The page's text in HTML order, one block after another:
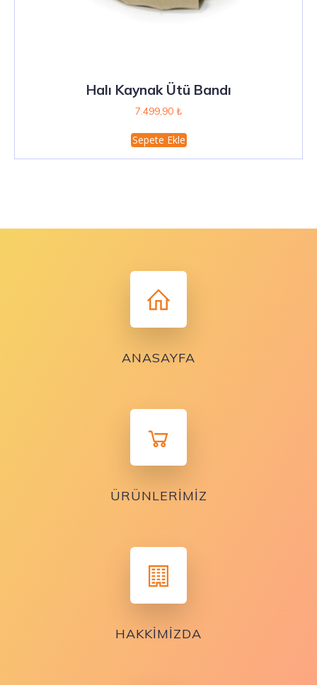
Halı Kaynak Ütü Bandı
7.499,90 ₺
Sepete Ekle
ANASAYFA
ÜRÜNLERIMIZ
HAKKIMIZDA